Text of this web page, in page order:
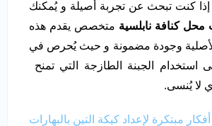
إذا كنت تبحث عن تجربة أصيلة و يُمكنك
محل كنافة نابلسية متخصص يقدم هذه
الأصلية وجودة مضمونة و حيث يُحرص في
استخدام الجبنة الطازجة التي تمنح
لا يُنسى.
أفكار مبتكرة لإعداد كيكة التين بالبهارات